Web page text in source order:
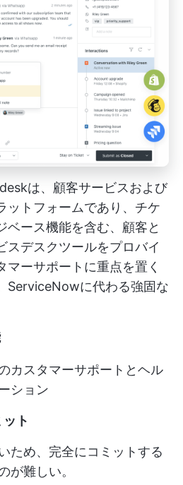
は、顧客サービスおよび
ットフォームであり、チケ
ベース機能を含む、顧客と
スデスクツールをプロバイ
マーサポートに重点を置く
ServiceNowに代わる強固な
カスタマーサポートとヘル
ション
ト
ため、完全にコミットする
が難しい。